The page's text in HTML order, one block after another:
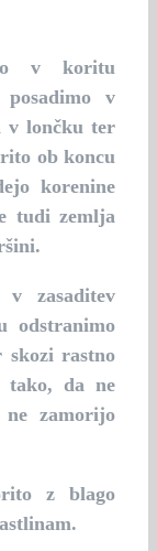
v koritu
v
v lončku ter
ob koncu
korenine
tudi zemlja
zasaditev
odstranimo
rastno
tako, da ne
zamorijo
z blago